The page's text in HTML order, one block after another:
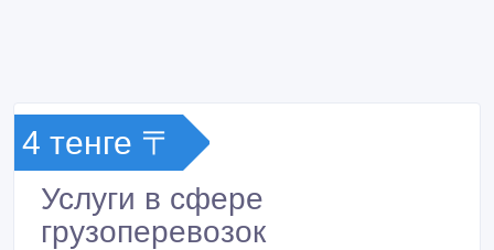
4 тенге 〒
Услуги в сфере
грузоперевозок